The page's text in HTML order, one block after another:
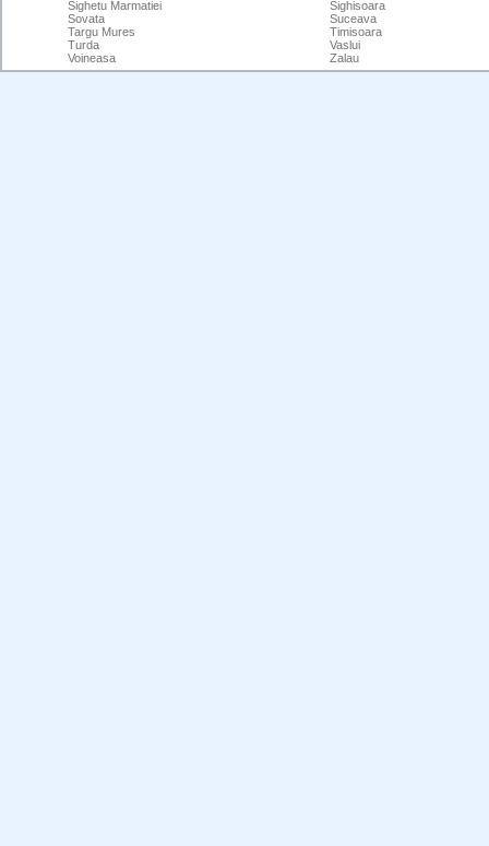
Sighetu Marmatiei
Sighisoara
Sovata
Suceava
Targu Mures
Timisoara
Turda
Vaslui
Voineasa
Zalau